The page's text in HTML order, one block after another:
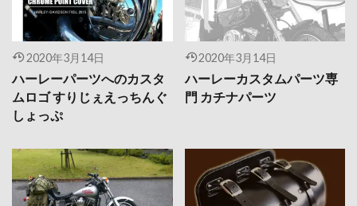
2020年3月14日
ハーレーパーツへのカスタ
ムロゴ すりじぇえっちんぐ
しょっぷ
2020年3月14日
ハーレーカスタムパーツ専
門 カチナパーツ